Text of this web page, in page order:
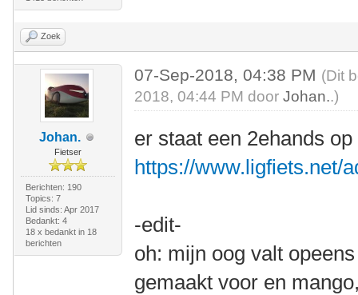
Zoek
Johan.
Fietser
Berichten: 190
Topics: 7
Lid sinds: Apr 2017
Bedankt: 4
18 x bedankt in 18
berichten
07-Sep-2018, 04:38 PM (Dit
2018, 04:44 PM doorJohan..)
er staat een 2ehands
https://www.ligfiets.net/
-edit-
oh: mijn oog valt
gemaakt voor en